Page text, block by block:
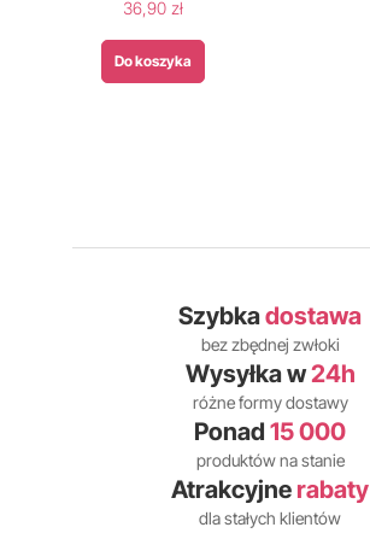
36,90 zł
Do koszyka
Szybkadostawa
bez zbędnej zwłoki
Wysyłka w24h
różne formy dostawy
Ponad 15 000
produktów na stanie
Atrakcyjne rabaty
dla stałych klientów